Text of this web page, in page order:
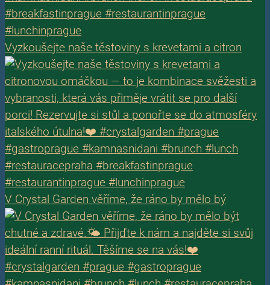
Vyzkoušejte naše těstoviny s krevetami a citron
V Crystal Garden věříme, že ráno by mělo bý